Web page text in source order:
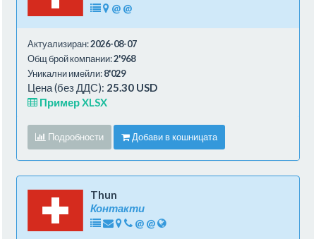
@ @
Актуализиран:2026-08-07
Общ брой компании:2'968
Уникални имейли:8'029
Цена (без ДДС): 25.30 USD
Пример XLSX
Подробности Добави в кошницата
Thun
Контакти
@ @